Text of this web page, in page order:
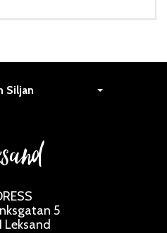
Siljan
5
Leksand